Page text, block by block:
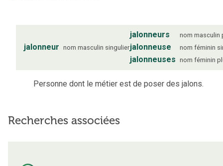
jalonneur nom masculin singulier
jalonneurs nom masculin
jalonneuse nom féminin
jalonneuses nom féminin
Personne dont le métier est de poser des jalons.
Recherches associées